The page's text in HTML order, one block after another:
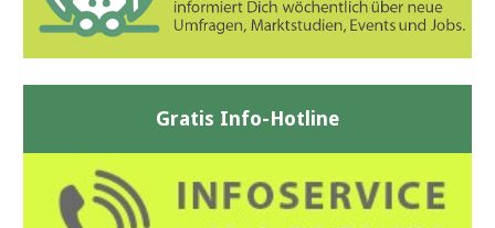
Gratis Info-Hotline